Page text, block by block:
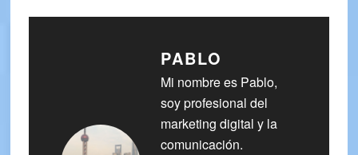
PABLO
Mi nombre es Pablo,
soy profesional del
marketing digital y la
comunicación.